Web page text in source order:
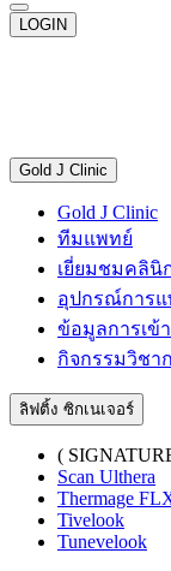
LOGIN
Gold J Clinic
Gold J Clinic
ทีมแพทย์
เยี่ยมชมคลินิ
อุปกรณ์การแ
ข้อมูลการเข้
กิจกรรมวิชา
ลิฟติ้ง ซิกเนเจอร์
(
Scan Ulthera
Thermage
Tivelook
Tunevelook